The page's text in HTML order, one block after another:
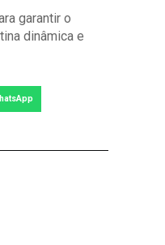
garantir o
dinâmica e